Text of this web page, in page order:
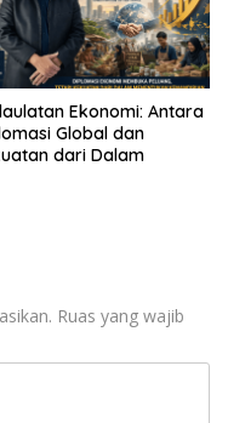
Ekonomi: Antara
Global dan
dari Dalam
Ruas yang wajib